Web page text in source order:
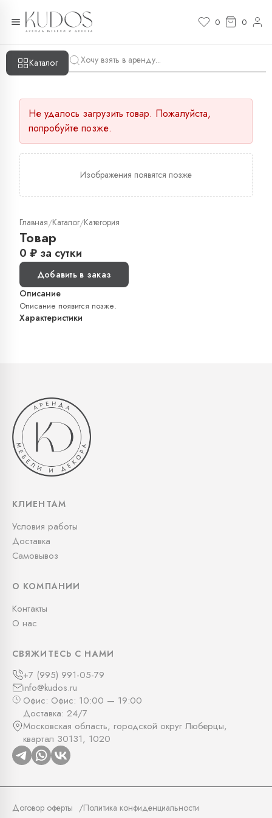
0 0
Каталог
Не удалось загрузить товар. Пожалуйста,
попробуйте позже.
Изображения появятся позже
Главная/Каталог/Категория
Товар
0 ₽ за сутки
Добавить в заказ
Описание
Описание появится позже.
Характеристики
КЛИЕНТАМ
Условия работы
Доставка
Самовывоз
О КОМПАНИИ
Контакты
О нас
СВЯЖИТЕСЬ С НАМИ
+7 (995) 991-05-79
info@kudos.ru
Офис: Офис: 10:00 — 19:00
Доставка: 24/7
Московская область, городской округ Люберцы,
квартал 30131, 1020
Договор оферты Политика конфиденциальности